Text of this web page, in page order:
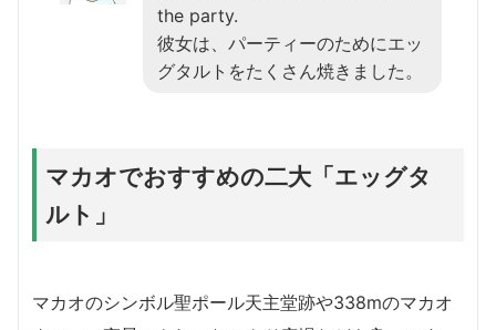
the party.
彼女は、パーティーのためにエッ
グタルトをたくさん焼きました。
マカオでおすすめの二大「エッグタ
ルト」
マカオのシンボル聖ポール天主堂跡や338mのマカオ